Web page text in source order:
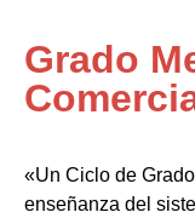
Grado
«Un Ciclo de
enseñanza del